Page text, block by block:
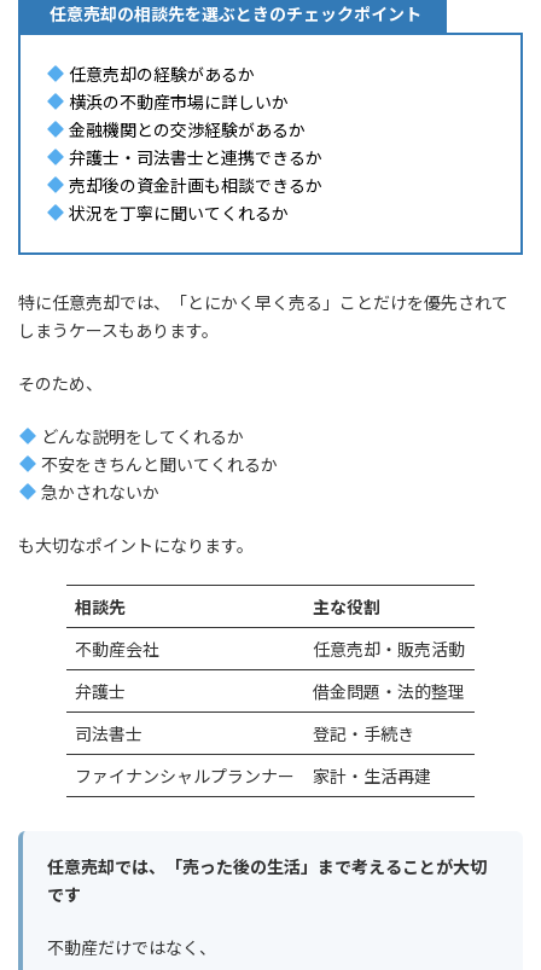
任意売却の相談先を選ぶときのチェックポイント
任意売却の経験があるか
横浜の不動産市場に詳しいか
金融機関との交渉経験があるか
弁護士・司法書士と連携できるか
売却後の資金計画も相談できるか
状況を丁寧に聞いてくれるか
特に任意売却では、「とにかく早く売る」ことだけを優先されて
しまうケースもあります。
そのため、
どんな説明をしてくれるか
不安をきちんと聞いてくれるか
急かされないか
も大切なポイントになります。
相談先
主な役割
不動産会社
任意売却・販売活動
弁護士
借金問題・法的整理
司法書士
登記・手続き
ファイナンシャルプランナー
家計・生活再建
任意売却では、「売った後の生活」まで考えることが大切
です
不動産だけではなく、